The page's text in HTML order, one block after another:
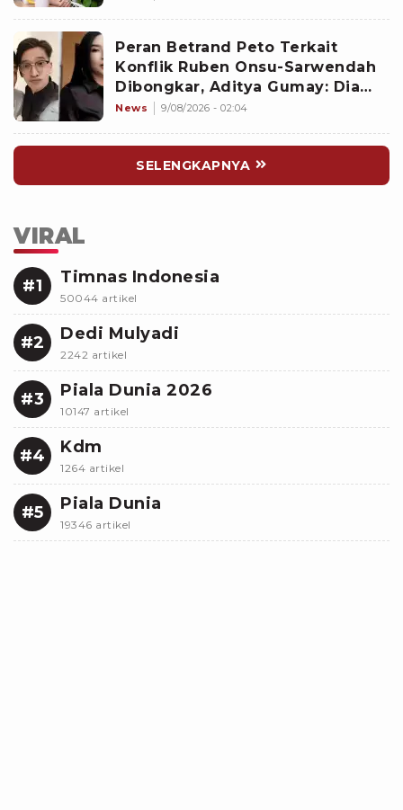
Peran Betrand Peto Terkait
Konflik Ruben Onsu-Sarwendah
Dibongkar, Aditya Gumay: Dia
Pemegang Kartu
News 9/08/2026 - 02:04
SELENGKAPNYA
VIRAL
#1 Timnas Indonesia
50044 artikel
#2 Dedi Mulyadi
2242 artikel
#3 Piala Dunia 2026
10147 artikel
#4 Kdm
1264 artikel
#5 Piala Dunia
19346 artikel